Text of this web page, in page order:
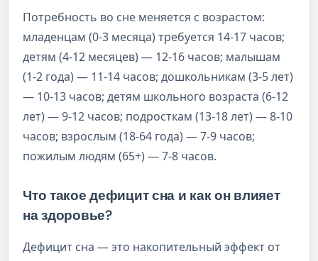
Потребность во сне меняется с возрастом:
младенцам (0-3 месяца) требуется 14-17 часов;
детям (4-12 месяцев) — 12-16 часов; малышам
(1-2 года) — 11-14 часов; дошкольникам (3-5 лет)
— 10-13 часов; детям школьного возраста (6-12
лет) — 9-12 часов; подросткам (13-18 лет) — 8-10
часов; взрослым (18-64 года) — 7-9 часов;
пожилым людям (65+) — 7-8 часов.
Что такое дефицит сна и как он влияет
на здоровье?
Дефицит сна — это накопительный эффект от